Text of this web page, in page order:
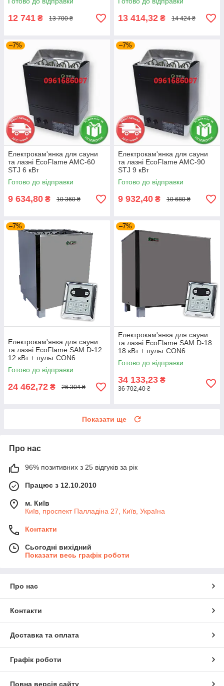
12 741 ₴ 13 700 ₴ 13 414,32 ₴ 14 424 ₴
–7%
Електрокам'янка для сауни
та лазні EcoFlame AMC-60
STJ 6 кВт
Готово до відправки
9 634,80 ₴ 10 360 ₴
–7%
Електрокам'янка для сауни
та лазні EcoFlame AMC-90
STJ 9 кВт
Готово до відправки
9 932,40 ₴ 10 680 ₴
–7%
Електрокам'янка для сауни
та лазні EcoFlame SAM D-12
12 кВт + пульт CON6
Готово до відправки
24 462,72 ₴ 26 304 ₴
–7%
Електрокам'янка для сауни
та лазні EcoFlame SAM D-18
18 кВт + пульт CON6
Готово до відправки
34 133,23 ₴
36 702,40 ₴
Показати ще
Про нас
96% позитивних з 25 відгуків за рік
Працює з 12.10.2010
м. Київ
Київ, проспект Палладіна 27, Київ, Україна
Контакти
Сьогодні вихідний
Показати весь графік роботи
Про нас
Контакти
Доставка та оплата
Графік роботи
Повна версія сайту